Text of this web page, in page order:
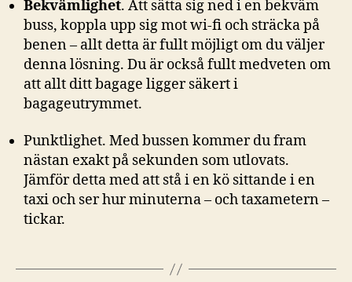
Bekvämlighet. Att sätta sig ned i en bekväm
buss, koppla upp sig mot wi-fi och sträcka på
benen – allt detta är fullt möjligt om du väljer
denna lösning. Du är också fullt medveten om
att allt ditt bagage ligger säkert i
bagageutrymmet.
Punktlighet. Med bussen kommer du fram
nästan exakt på sekunden som utlovats.
Jämför detta med att stå i en kö sittande i en
taxi och ser hur minuterna – och taxametern –
tickar.